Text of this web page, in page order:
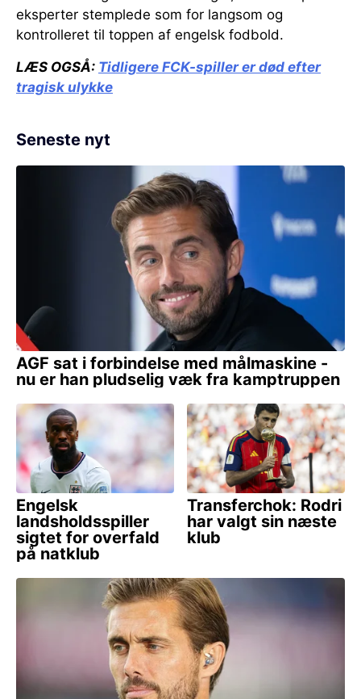
eksperter stemplede som for langsom og
kontrolleret til toppen af engelsk fodbold.
LÆS OGSÅ: Tidligere FCK-spiller er død efter
tragisk ulykke
Seneste nyt